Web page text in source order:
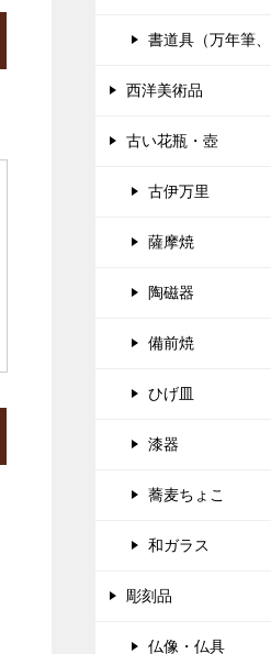
書道具（万年筆、
西洋美術品
古い花瓶・壺
古伊万里
薩摩焼
陶磁器
備前焼
ひげ皿
漆器
蕎麦ちょこ
和ガラス
彫刻品
仏像・仏具